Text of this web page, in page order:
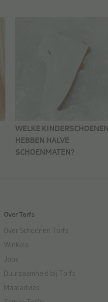
WELKE KINDERSCHOENEN
HEBBEN HALVE
SCHOENMATEN?
Over Torfs
Over Schoenen Torfs
Winkels
Jobs
Duurzaamheid bij Torfs
Maatadvies